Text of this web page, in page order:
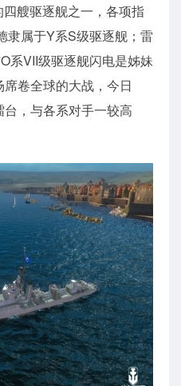
艘驱逐舰之一，各项指
隶属于Y系S级驱逐舰；雷
系VII级驱逐舰闪电是姊妹
卷全球的大战，今日
，与各系对手一较高